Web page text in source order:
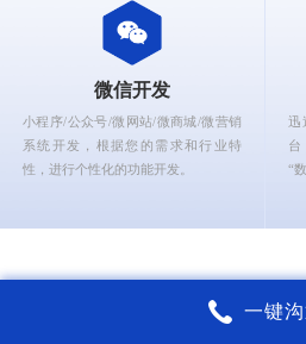
微信开发
小程序/公众号/微网站/微商城/微营销
系统开发，根据您的需求和行业特
性，进行个性化的功能开发。
迅
台
“
锐智互动核
一键沟